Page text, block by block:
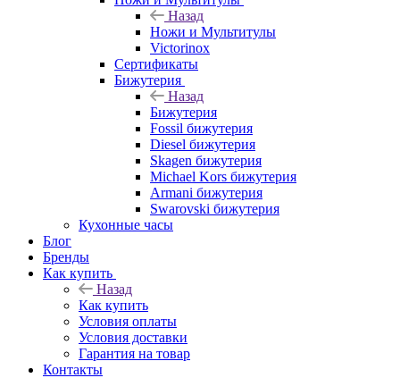
Назад
Ножи и Мультитулы
Victorinox
Сертификаты
Бижутерия
Назад
Бижутерия
Fossil бижутерия
Diesel бижутерия
Skagen бижутерия
Michael Kors бижутерия
Armani бижутерия
Swarovski бижутерия
Кухонные часы
Блог
Бренды
Как купить
Назад
Как купить
Условия оплаты
Условия доставки
Гарантия на товар
Контакты